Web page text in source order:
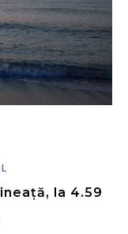
la 4.59